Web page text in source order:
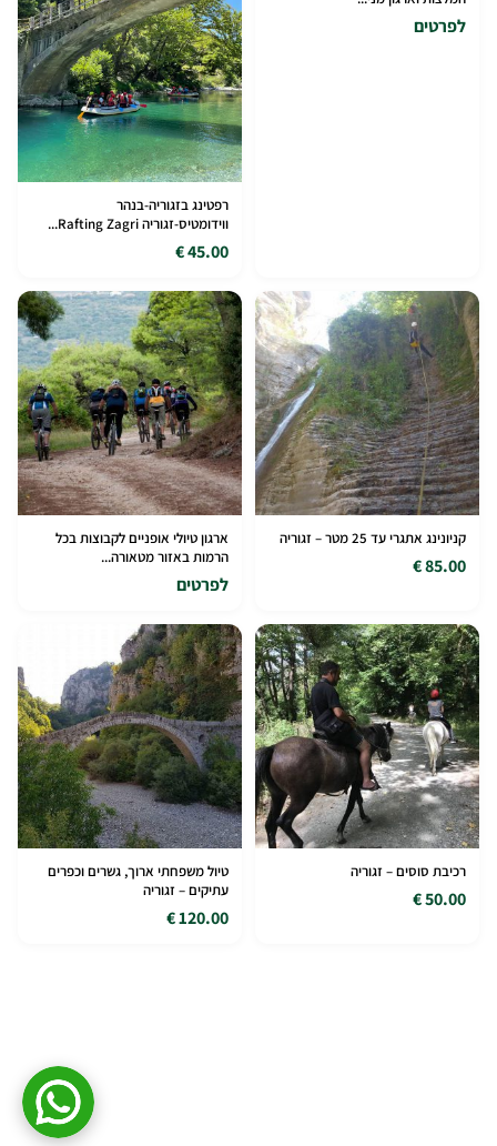
לפרטים
רפטינג בזגוריה-בנהר
ווידומטיס-זגוריה Rafting Zagri...
45.00 €
קניונינג אתגרי עד 25 מטר – זגוריה
85.00 €
ארגון טיולי אופניים לקבוצות בכל
הרמות באזור מטאורה...
לפרטים
רכיבת סוסים – זגוריה
50.00 €
טיול משפחתי ארוך, גשרים וכפרים
עתיקים – זגוריה
120.00 €